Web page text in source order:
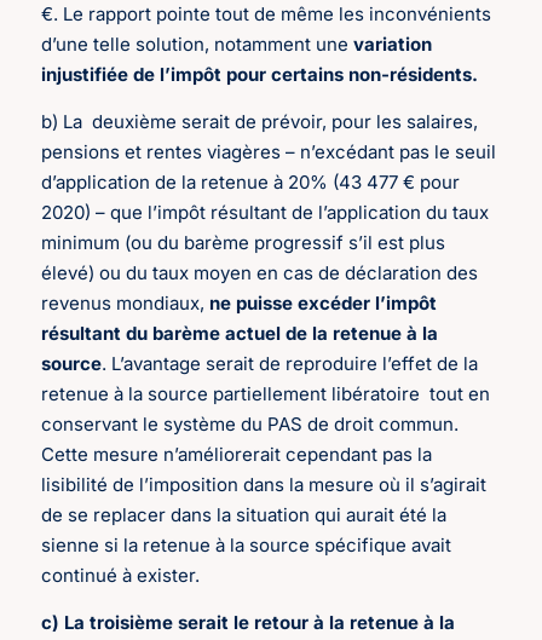
€. Le rapport pointe tout de même les inconvénients
d’une telle solution, notamment unevariation
injustifiée de l’impôt pour certains non-résidents.
b) La deuxième serait de prévoir, pour les salaires,
pensions et rentes viagères – n’excédant pas le seuil
d’application de la retenue à 20% (43 477 € pour
2020) – que l’impôt résultant de l’application du taux
minimum (ou du barème progressif s’il est plus
élevé) ou du taux moyen en cas de déclaration des
revenus mondiaux, ne puisse excéder l’impôt
résultant du barème actuel de la retenue à la
source. L’avantage serait de reproduire l’effet de la
retenue à la source partiellement libératoire tout en
conservant le système du PAS de droit commun.
Cette mesure n’améliorerait cependant pas la
lisibilité de l’imposition dans la mesure où il s’agirait
de se replacer dans la situation qui aurait été la
sienne si la retenue à la source spécifique avait
continué à exister.
c) La troisième serait le retour à la retenue à la